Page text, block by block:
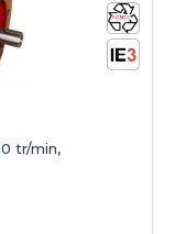
tr/min,